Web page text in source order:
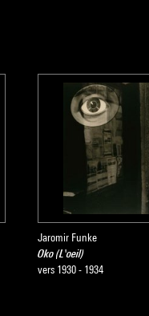
Jaromir Funke
Oko (L'oeil)
vers 1930 - 1934